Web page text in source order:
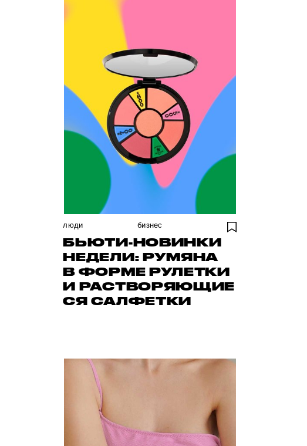
люди бизнес
БЬЮТИ-НОВИНКИ
НЕДЕЛИ: РУМЯНА
В ФОРМЕ РУЛЕТКИ
И РАСТВОРЯЮЩИЕ
СЯ САЛФЕТКИ